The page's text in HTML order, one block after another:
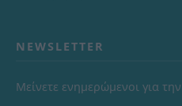
NEWSLETTER
Μείνετε ενημερώμενοι για